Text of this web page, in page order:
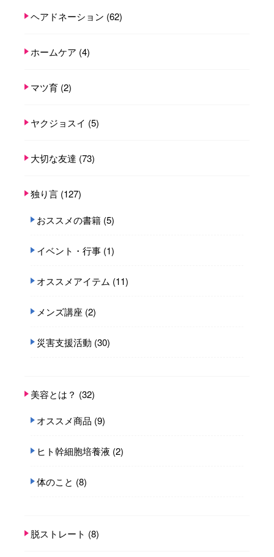
ヘアドネーション (62)
ホームケア (4)
マツ育 (2)
ヤクジョスイ (5)
大切な友達 (73)
独り言 (127)
おススメの書籍 (5)
イベント・行事 (1)
オススメアイテム (11)
メンズ講座 (2)
災害支援活動 (30)
美容とは？ (32)
オススメ商品 (9)
ヒト幹細胞培養液 (2)
体のこと (8)
脱ストレート (8)